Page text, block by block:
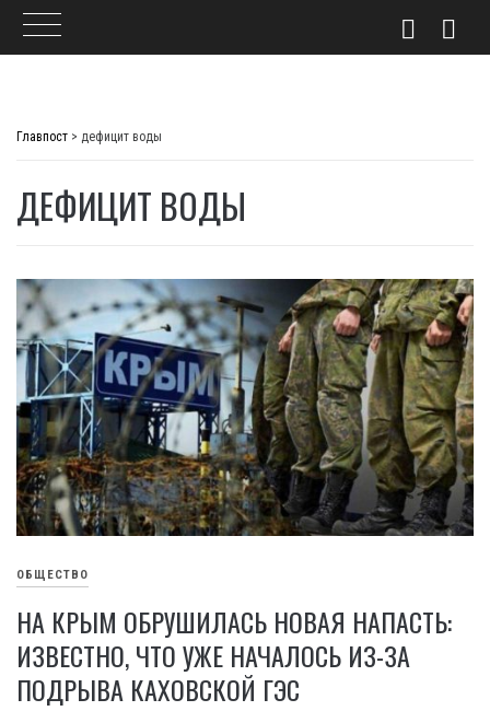
Главпост > дефицит воды
ДЕФИЦИТ ВОДЫ
ОБЩЕСТВО
НА КРЫМ ОБРУШИЛАСЬ НОВАЯ НАПАСТЬ:
ИЗВЕСТНО, ЧТО УЖЕ НАЧАЛОСЬ ИЗ-ЗА
ПОДРЫВА КАХОВСКОЙ ГЭС